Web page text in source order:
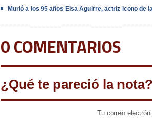
Murió a los 95 años Elsa Aguirre, actriz icono de
0 COMENTARIOS
¿Qué te pareció la
Tu correo